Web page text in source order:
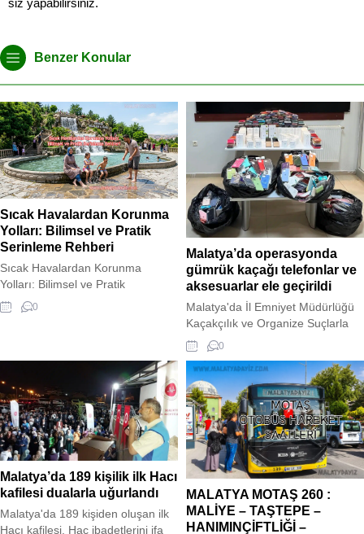
Benzer Konular
Sıcak Havalardan Korunma
Yolları: Bilimsel ve Pratik
Serinleme Rehberi
Sıcak Havalardan Korunma
Yolları: Bilimsel ve Pratik
Serinleme Rehberi Yaz aylarının
gelmesiyle birlikte yükselen
kalmıyor, aynı zamanda insan
biyolojisini de sınırlarına kadar
zorluyor. Arama motorlarında
sıkça aratılan “sıcak havalardan
korunma yolları” başlığı altında
sunulan klasik tavsiyelerin ötesine
geçerek, bu kez konuyu hem
bilimsel...
0
Malatya’da operasyonda
gümrük kaçağı telefonlar ve
aksesuarlar ele geçirildi
Malatya'da İl Emniyet Müdürlüğü
Kaçakçılık ve Organize Suçlarla
Mücadele (KOM) Şube Müdürlüğü
ekipleri tarafından yapılan
operasyonda, 4 adet Apple logolu
kablosuz kulaklık, 1150 adet Apple
logolu cep telefonu kılıfı, 30 adet
Apple logolu şarj seti, 55 adet
Apple logolu şarj kablosu ve 4
adet cep telefonu ele geçirildi.
Olaylarda gözaltına...
0
Malatya’da 189 kişilik ilk Hacı
kafilesi dualarla uğurlandı
Malatya'da 189 kişiden oluşan ilk
Hacı kafilesi, Hac ibadetlerini ifa
MALATYA MOTAŞ 260 :
MALİYE – TAŞTEPE –
HANIMINÇİFTLİĞİ –